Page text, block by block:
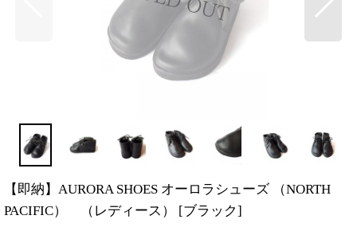
【即納】AURORA SHOES オーロラシューズ （NORTH
PACIFIC） （レディース）
[ブラック]